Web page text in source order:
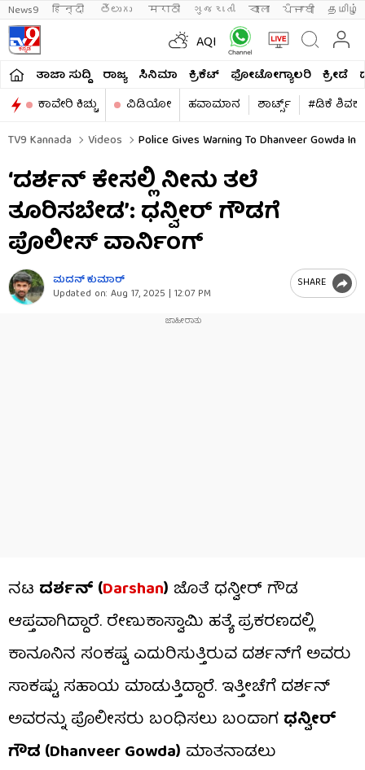
News9 हिन्दी తెలుగు मराठी ગુજરાતી বাংলা ਪੰਜਾਬੀ தமிழ்
AQI
ತಾಜಾ ಸುದ್ದಿ ರಾಜ್ಯ ಸಿನಿಮಾ ಕ್ರಿಕೆಟ್​ ಫೋಟೋಗ್ಯಾಲರಿ ಕ್ರೀಡೆ
ಕಾವೇರಿ ಕಿಚ್ಚು
ವಿಡಿಯೋ ಹವಾಮಾನ ಶಾರ್ಟ್ಸ್​
#ಡಿಕೆ
TV9 Kannada
Videos Police Gives Warning To Dhanveer Gowda In
‘ದರ್ಶನ್ ಕೇಸಲ್ಲಿ ನೀನು ತಲೆ
ತೂರಿಸಬೇಡ’: ಧನ್ವೀರ್ ಗೌಡಗೆ
ಪೊಲೀಸ್ ವಾರ್ನಿಂಗ್
ಮದನ್​ ಕುಮಾರ್​
Updated on: Aug 17, 2025 | 12:07 PM
SHARE
ನಟ ದರ್ಶನ್ (Darshan) ಜೊತೆ ಧನ್ವೀರ್ ಗೌಡ
ಆಪ್ತವಾಗಿದ್ದಾರೆ. ರೇಣುಕಾಸ್ವಾಮಿ ಹತ್ಯೆ ಪ್ರಕರಣದಲ್ಲಿ
ಕಾನೂನಿನ ಸಂಕಷ್ಟ ಎದುರಿಸುತ್ತಿರುವ ದರ್ಶನ್​​ಗೆ ಅವರು
ಸಾಕಷ್ಟು ಸಹಾಯ ಮಾಡುತ್ತಿದ್ದಾರೆ. ಇತ್ತೀಚೆಗೆ ದರ್ಶನ್
ಅವರನ್ನು ಪೊಲೀಸರು ಬಂಧಿಸಲು ಬಂದಾಗ ಧನ್ವೀರ್
ಗೌಡ (Dhanveer Gowda) ಮಾತನಾಡಲು